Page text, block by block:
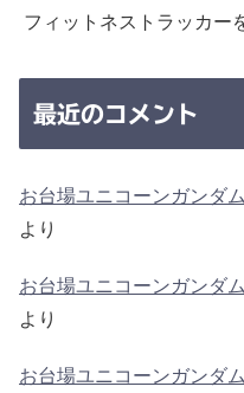
フィットネストラッカー
最近のコメント
お台場ユニコーンガンダ
より
お台場ユニコーンガンダ
より
お台場ユニコーンガンダ